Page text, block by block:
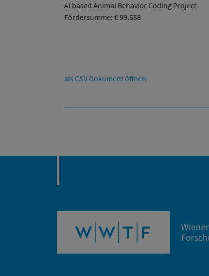
AI based Animal Behavior Coding Project
Fördersumme: € 99.658
als CSV Dokument öffnen